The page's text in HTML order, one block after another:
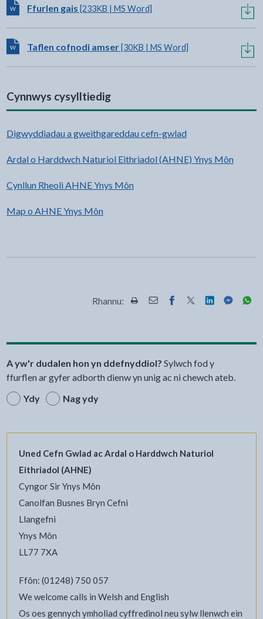
Lawrlwytho:
Ffurlen gais [233KB | MS Word]
Lawrlwytho:
Taflen cofnodi amser[30KB | MS Word]
Cynnwys cysylltiedig
Digwyddiadau a gweithgareddau cefn-gwlad
Ardal o Harddwch Naturiol Eithriadol (AHNE) Ynys Môn
Cynllun Rheoli AHNE Ynys Môn
Map o AHNE Ynys Môn
Rhannu: Rhannwch y dudalen hon wrth
Rhannwch y dudalen hon
Rhannwch y dudalen
Rhannwch y
Rhannwch y
A yw'r dudalen hon yn ddefnyddiol? Sylwch fod y
ffurflen ar gyfer adborth dienw yn unig ac ni chewch ateb.
Ydy
Nag ydy
Uned Cefn Gwlad ac Ardal o Harddwch Naturiol
Eithriadol (AHNE)
Cyngor Sir Ynys Môn
Canolfan Busnes Bryn Cefni
Llangefni
Ynys Môn
LL77 7XA
Ffôn: (01248) 750 057
We welcome calls in Welsh and English
Os oes gennych ymholiad cyffredinol neu sylw llenwch ein